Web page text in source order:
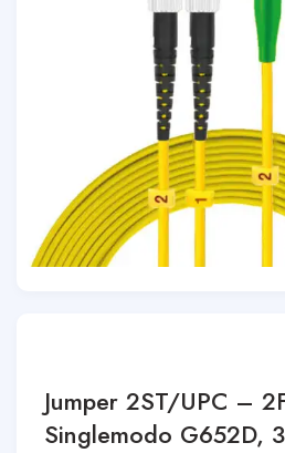
Jumper 2ST/UPC –
Singlemodo G652D,